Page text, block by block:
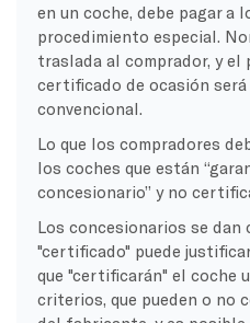
en un coche, debe pagar a
procedimiento especial.
traslada al comprador, y el
certificado de ocasión
convencional.
Lo que los compradores
los coches que están
concesionario” y no
Los concesionarios se dan
"certificado" puede
que "certificarán" el coche
criterios, que pueden o no